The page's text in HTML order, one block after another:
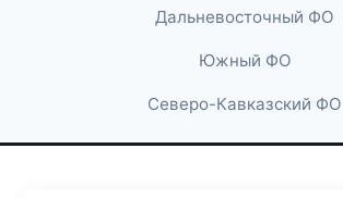
Дальневосточный ФО
Южный ФО
Северо-Кавказский ФО